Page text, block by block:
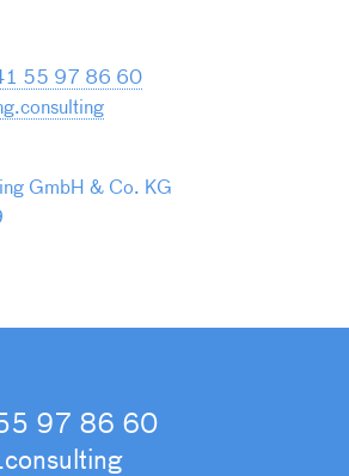
55 97 86 60
GmbH & Co. KG
97 86 60